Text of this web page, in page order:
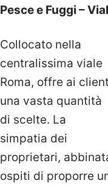
Pesce e Fuggi –
Collocato nella
centralissima viale
Roma, offre ai
una vasta quantità
di scelte. La
simpatia dei
proprietari,
ospiti di proporre